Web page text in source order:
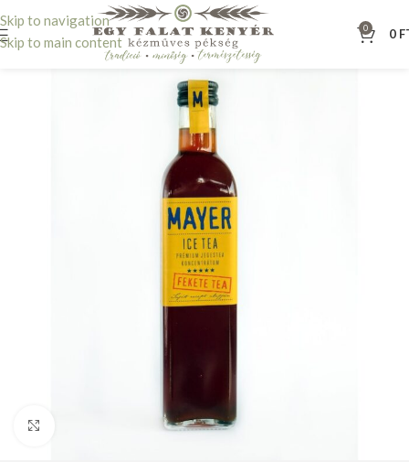
Skip to navigation
Skip to main content
0 0
Nagyításhoz kattints ide